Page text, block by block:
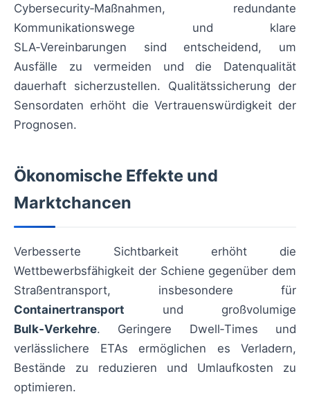
Cybersecurity‑Maßnahmen, redundante
Kommunikationswege und klare
SLA‑Vereinbarungen sind entscheidend, um
Ausfälle zu vermeiden und die Datenqualität
dauerhaft sicherzustellen. Qualitätssicherung der
Sensordaten erhöht die Vertrauenswürdigkeit der
Prognosen.
Ökonomische Effekte und
Marktchancen
Verbesserte Sichtbarkeit erhöht die
Wettbewerbsfähigkeit der Schiene gegenüber dem
Straßentransport, insbesondere für
Containertransport und großvolumige
Bulk‑Verkehre. Geringere Dwell‑Times und
verlässlichere ETAs ermöglichen es Verladern,
Bestände zu reduzieren und Umlaufkosten zu
optimieren.